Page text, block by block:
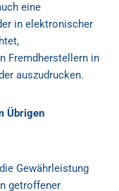
eine
in elektronischer
Fremdherstellern in
auszudrucken.
Übrigen
Gewährleistung
getroffener